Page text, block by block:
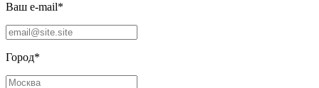
Ваш e-mail*
Город*